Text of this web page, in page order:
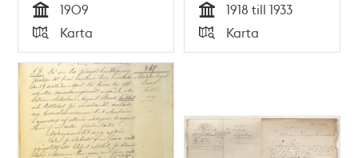
Tid
1909
Typ
Karta Tid
1918 till 1933
Typ
Karta